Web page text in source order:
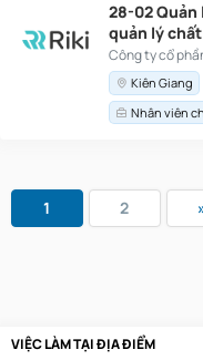
28-02
quản lý
Công ty cổ
Kiên Giang
Nhân viên
1 2
VIỆC LÀM TẠI ĐỊA ĐIỂM